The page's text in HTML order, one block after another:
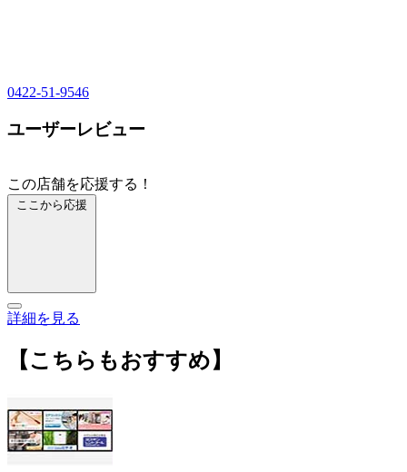
0422-51-9546
ユーザーレビュー
この店舗を応援する！
ここから応援
詳細を見る
【こちらもおすすめ】